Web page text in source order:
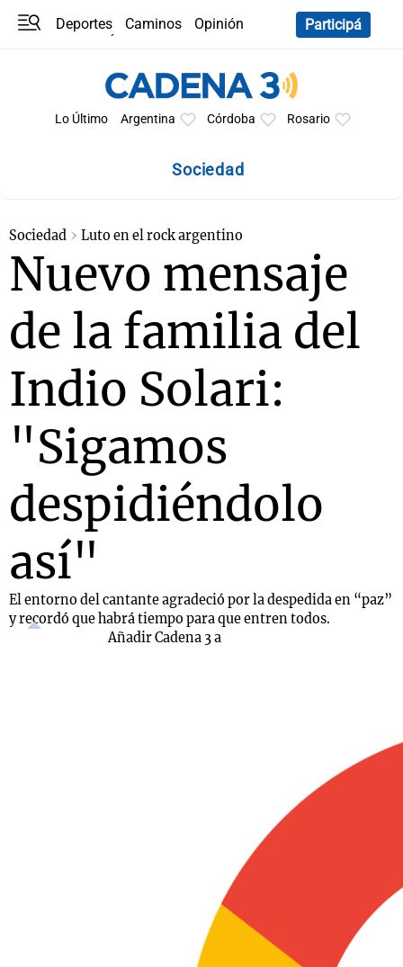
Deportes Caminos
Opinión
Participá
Lo Último Argentina Córdoba Rosario
Sociedad
Sociedad Luto en el rock argentino
Nuevo mensaje
de la familia del
Indio Solari:
"Sigamos
despidiéndolo
así"
El entorno del cantante agradeció por la despedida en “paz”
y recordó que habrá tiempo para que entren todos.
Añadir Cadena 3 a
Cadena 3